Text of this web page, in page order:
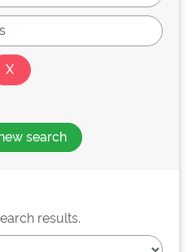
search
results.